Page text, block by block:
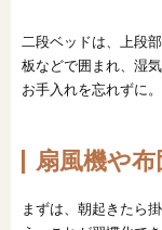
二段ベッドは、上段
板などで囲まれ、湿
お手入れを忘れずに。
扇風機や布
まずは、朝起きたら